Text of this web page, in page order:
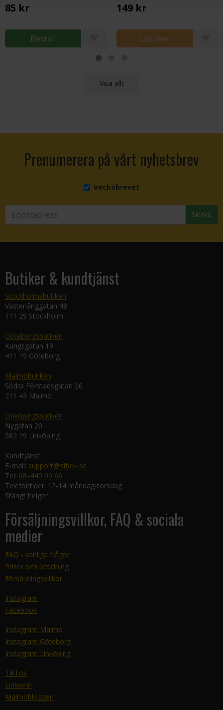
85 kr
Beställ
149 kr
Läs mer
Visa allt
Prenumerera på vårt nyhetsbrev
Veckobrevet
Skicka
Butiker & kundtjänst
Stockholmsbutiken
Västerlånggatan 48
111 29 Stockholm
Göteborgsbutiken
Kungsgatan 19
411 19 Göteborg
Malmöbutiken
Södra Förstadsgatan 26
211 43 Malmö
Linköpingsbutiken
Nygatan 20
582 19 Linköping
Kundtjänst
E-mail: support@sfbok.se
Tel: 08–440 00 66
Telefontider: 12-14 måndag-torsdag
Stängt helger
Försäljningsvillkor, FAQ & sociala
medier
FAQ - vanliga frågor
Priser och betalning
Försäljningsvillkor
Instagram
Facebook
Instagram Malmö
Instagram Göteborg
Instagram Linköping
TikTok
LinkedIn
Malmöbloggen